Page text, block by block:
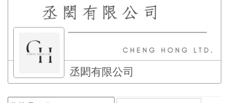
丞閎有限公司